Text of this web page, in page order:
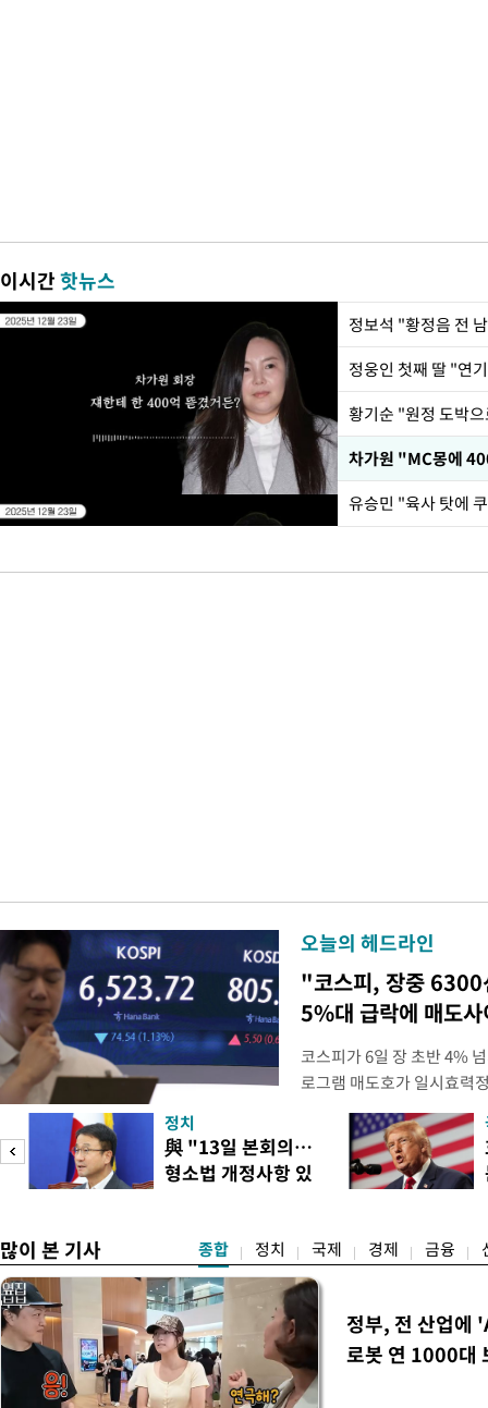
이시간핫뉴스
정웅인 첫째 딸 "연
황기순 "원정 도박
오늘의 헤드라인
"코스피, 장중 6300
5%대 급락에 매도사
코스피가 6일 장 초반 4%
로그램 매도호가 일시효력
한국거래소는 이날 오전
했다고 밝혔다. 발동 당시
대비 5.12% 급락한 987.24
스피200을 기초자산으로
정치
與 "13일 본회의…
형소법 개정사항 있
많이 본 기사 종합 정치 국제 경제 금융
정부, 전 산업
로봇 연 1000대